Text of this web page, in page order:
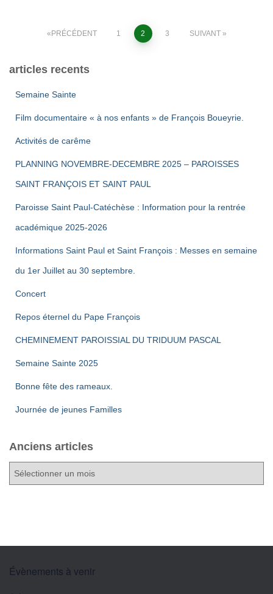
Pagination
des
publications
PRÉCÉDENT 1 2 3 SUIVANT
articles recents
Semaine Sainte
Film documentaire « à nos enfants » de François Boueyrie.
Activités de carême
PLANNING NOVEMBRE-DECEMBRE 2025 – PAROISSES
SAINT FRANÇOIS ET SAINT PAUL
Paroisse Saint Paul-Catéchèse : Information pour la rentrée
académique 2025-2026
Informations Saint Paul et Saint François : Messes en semaine
du 1er Juillet au 30 septembre.
Concert
Repos éternel du Pape François
CHEMINEMENT PAROISSIAL DU TRIDUUM PASCAL
Semaine Sainte 2025
Bonne fête des rameaux.
Journée de jeunes Familles
Anciens articles
s
rÉvènements à venir